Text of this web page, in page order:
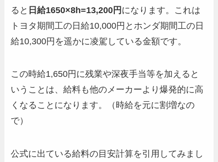
ると 日給1650×8h=13,200円 になります。これは
トヨタ期間工の日給10,000円とホンダ期間工の日
給10,300円を遥かに凌駕している金額です。
この時給1,650円に残業や深夜手当等を加えると
いうことは、給料も他のメーカーより爆発的に高
くなることになります。（時給を元に割増なの
で）
公式に出ている給料の目安計算を引用してみまし